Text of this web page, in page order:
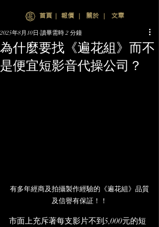
首頁 ∣ 報價 ∣ 關於 ∣ 文章
為什麼要找《遍花組》而不
是便宜短影音代操公司？
2025年8月10日 讀畢需時 2 分鐘
有多年經商及拍攝製作經驗的《遍花組》品質
及信譽有保証！！
市面上充斥著每支影片不到5,000元的短